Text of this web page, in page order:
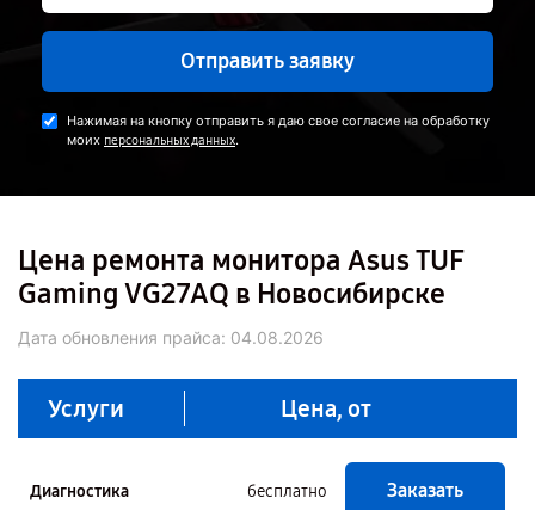
Отправить заявку
Нажимая на кнопку отправить я даю свое согласие на обработку
моих персональных данных.
Цена ремонта монитора Asus TUF
Gaming VG27AQ в Новосибирске
Дата обновления прайса: 04.08.2026
Услуги Цена, от
Диагностика бесплатно Заказать